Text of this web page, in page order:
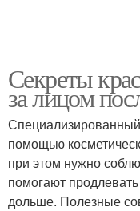
Секреты
за лицом
помощью
при этом нужно
помогают
дольше. Полезные